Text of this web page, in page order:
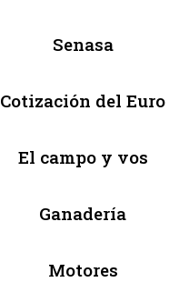
Senasa
Cotización del Euro
El campo y vos
Ganadería
Motores